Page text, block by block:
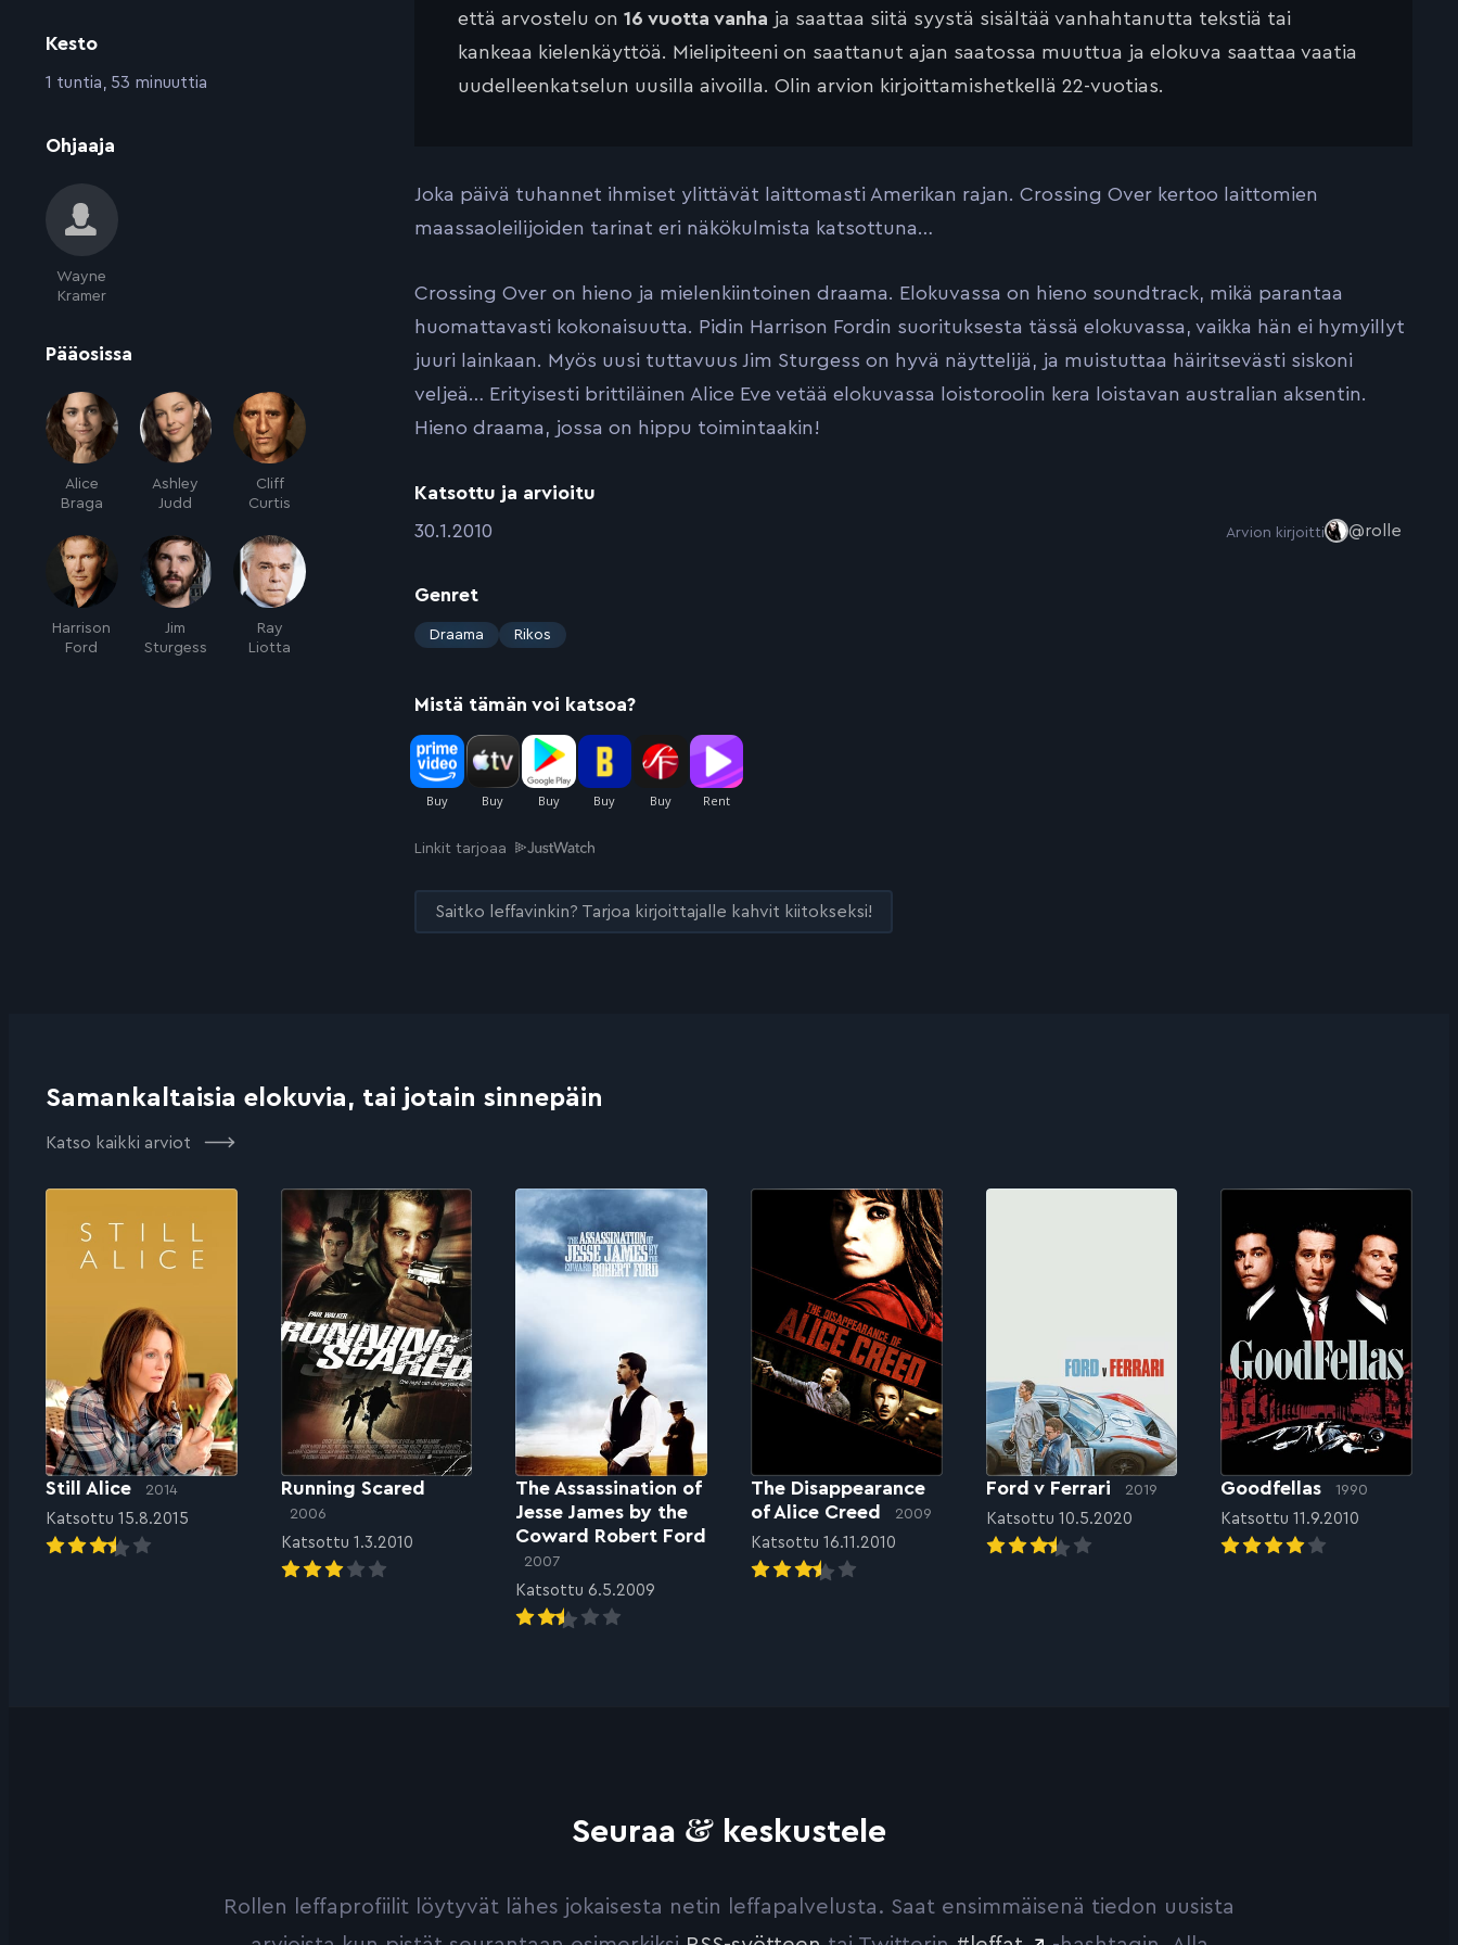
Kesto
:1 tuntia, 53 minuuttia
Ohjaaja
Wayne
Kramer
Pääosissa
Alice
Braga
Ashley
Judd
Cliff
Curtis
Harrison
Ford
Jim
Sturgess
Ray
Liotta
että arvostelu on 16 vuotta vanha ja saattaa siitä syystä sisältää vanhahtanutta tekstiä tai
kankeaa kielenkäyttöä. Mielipiteeni on saattanut ajan saatossa muuttua ja elokuva saattaa vaatia
uudelleenkatselun uusilla aivoilla. Olin arvion kirjoittamishetkellä 22-vuotias.
Joka päivä tuhannet ihmiset ylittävät laittomasti Amerikan rajan. Crossing Over kertoo laittomien
maassaoleilijoiden tarinat eri näkökulmista katsottuna…
Crossing Over on hieno ja mielenkiintoinen draama. Elokuvassa on hieno soundtrack, mikä parantaa
huomattavasti kokonaisuutta. Pidin Harrison Fordin suorituksesta tässä elokuvassa, vaikka hän ei hymyillyt
juuri lainkaan. Myös uusi tuttavuus Jim Sturgess on hyvä näyttelijä, ja muistuttaa häiritsevästi siskoni
veljeä… Erityisesti brittiläinen Alice Eve vetää elokuvassa loistoroolin kera loistavan australian aksentin.
Hieno draama, jossa on hippu toimintaakin!
Katsottu ja arvioitu
:30.1.2010 Arvion kirjoitti @rolle
Genret
:
Draama Rikos
Mistä tämän voi katsoa?
Linkit tarjoaa
Saitko leffavinkin? Tarjoa kirjoittajalle kahvit kiitokseksi!
Samankaltaisia elokuvia, tai jotain sinnepäin
Katso kaikki arviot
Still Alice 2014
Katsottu 15.8.2015
Running Scared
2006
Katsottu 1.3.2010
The Assassination of
Jesse James by the
Coward Robert Ford
2007
Katsottu 6.5.2009
The Disappearance
of Alice Creed
2009
Katsottu 16.11.2010
Ford v Ferrari 2019
Katsottu 10.5.2020
Goodfellas 1990
Katsottu 11.9.2010
Seuraa & keskustele
Rollen leffaprofiilit löytyvät lähes jokaisesta netin leffapalvelusta. Saat ensimmäisenä tiedon uusista